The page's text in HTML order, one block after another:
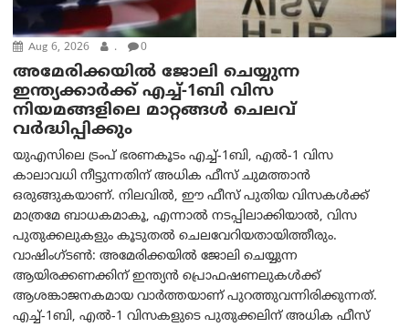
Aug 6, 2026 . 0
അമേരിക്കയില്‍ ജോലി ചെയ്യുന്ന
ഇന്ത്യക്കാർക്ക് എച്ച്-1ബി വിസ
നിയമങ്ങളിലെ മാറ്റങ്ങൾ ചെലവ്
വർദ്ധിപ്പിക്കും
യുഎസിലെ ട്രംപ് ഭരണകൂടം എച്ച്-1ബി, എൽ-1 വിസ
കാലാവധി നീട്ടുന്നതിന് അധിക ഫീസ് ചുമത്താൻ
ഒരുങ്ങുകയാണ്. നിലവിൽ, ഈ ഫീസ് പുതിയ വിസകൾക്ക്
മാത്രമേ ബാധകമാകൂ, എന്നാൽ നടപ്പിലാക്കിയാൽ, വിസ
പുതുക്കലുകളും കൂടുതൽ ചെലവേറിയതായിത്തീരും.
വാഷിംഗ്ടണ്‍: അമേരിക്കയില്‍ ജോലി ചെയ്യുന്ന
ആയിരക്കണക്കിന് ഇന്ത്യൻ പ്രൊഫഷണലുകൾക്ക്
ആശങ്കാജനകമായ വാർത്തയാണ് പുറത്തുവന്നിരിക്കുന്നത്.
എച്ച്-1ബി, എൽ-1 വിസകളുടെ പുതുക്കലിന് അധിക ഫീസ്